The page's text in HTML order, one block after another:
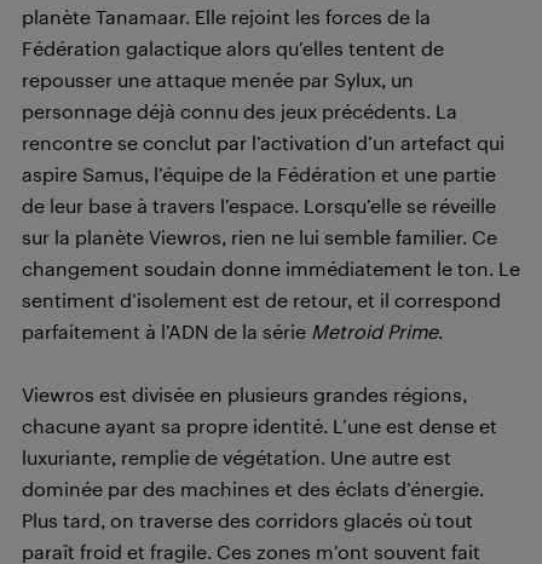
planète Tanamaar. Elle rejoint les forces de la
Fédération galactique alors qu’elles tentent de
repousser une attaque menée par Sylux, un
personnage déjà connu des jeux précédents. La
rencontre se conclut par l’activation d’un artefact qui
aspire Samus, l’équipe de la Fédération et une partie
de leur base à travers l’espace. Lorsqu’elle se réveille
sur la planète Viewros, rien ne lui semble familier. Ce
changement soudain donne immédiatement le ton. Le
sentiment d’isolement est de retour, et il correspond
parfaitement à l’ADN de la série Metroid Prime.
Viewros est divisée en plusieurs grandes régions,
chacune ayant sa propre identité. L’une est dense et
luxuriante, remplie de végétation. Une autre est
dominée par des machines et des éclats d’énergie.
Plus tard, on traverse des corridors glacés où tout
paraît froid et fragile. Ces zones m’ont souvent fait